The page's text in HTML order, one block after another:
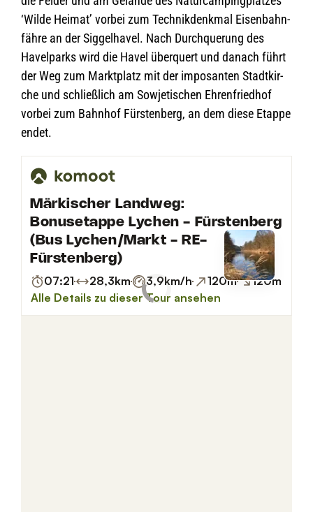
‘Wilde Hei­mat’ vor­bei zum Tech­nik­denk­mal Eisen­bahn­
fähre an der Sig­gel­ha­vel. Nach Durch­que­rung des
Havel­parks wird die Havel über­quert und danach führt
der Weg zum Markt­platz mit der impo­san­ten Stadt­kir­
che und schließ­lich am Sowje­ti­schen Ehren­fried­hof
vor­bei zum Bahn­hof Fürs­ten­berg, an dem diese Etappe
endet.